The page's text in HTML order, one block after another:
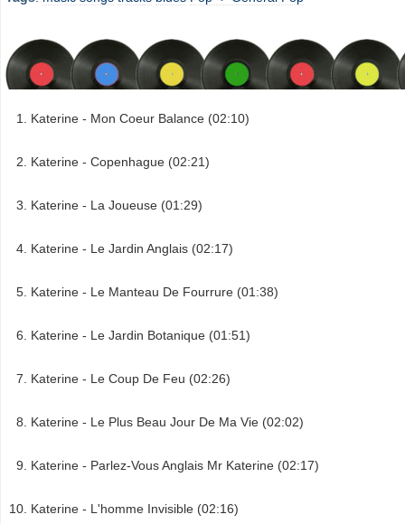
Katerine - Mon Coeur Balance (02:10)
Katerine - Copenhague (02:21)
Katerine - La Joueuse (01:29)
Katerine - Le Jardin Anglais (02:17)
Katerine - Le Manteau De Fourrure (01:38)
Katerine - Le Jardin Botanique (01:51)
Katerine - Le Coup De Feu (02:26)
Katerine - Le Plus Beau Jour De Ma Vie (02:02)
Katerine - Parlez-Vous Anglais Mr Katerine (02:17)
Katerine - L'homme Invisible (02:16)